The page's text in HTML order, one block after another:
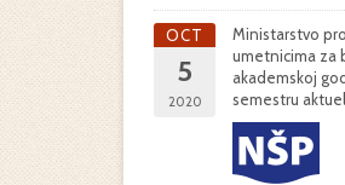
OCT
5
2020
Ministarstvo
umetnicima za
akademskoj
semestru